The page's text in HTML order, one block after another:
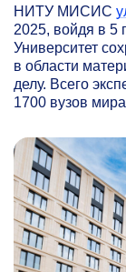
НИТУ МИСИС
2025, войдя в 5
Университет
в области
делу. Всего
1700 вузов